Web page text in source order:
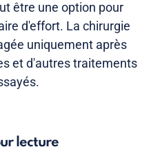
être une option pour
d'effort. La chirurgie
uniquement après
et d'autres traitements
lecture